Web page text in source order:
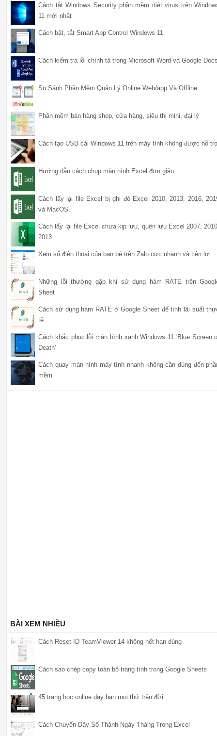
Cách tắt Windows Security phần mềm diệt virus trên
11 mới nhất
Cách bật, tắt Smart App Control Windows 11
Cách kiểm tra lỗi chính tả trong Microsoft Word và Google
So Sánh Phần Mềm Quản Lý Online Web/app Và Offline
Phần mềm bán hàng shop, cửa hàng, siêu thị mini, đại lý
Cách tạo USB cài Windows 11 trên máy tính không được hỗ
Hướng dẫn cách chụp màn hình Excel đơn giản
Cách lấy lại file Excel bị ghi đè Excel 2010, 2013, 2016,
và MacOS.
Cách lấy lại file Excel chưa kịp lưu, quên lưu Excel 2007,
2013
Xem số điện thoại của bạn bè trên Zalo cực nhanh và tiện lợi
Những lỗi thường gặp khi sử dụng hàm RATE trên
Sheet
Cách sử dụng hàm RATE ở Google Sheet để tính lãi suất
tế
Cách khắc phục lỗi màn hình xanh Windows 11 'Blue Screen
Death'
Cách quay màn hình máy tính nhanh không cần dùng đến
mềm
BÀI XEM NHIỀU
Cách Reset ID TeamViewer 14 không hết hạn dùng
Cách sao chép copy toàn bộ trang tính trong Google Sheets
45 trang học online dạy bạn mọi thứ trên đời
Cách Chuyển Dãy Số Thành Ngày Tháng Trong Excel